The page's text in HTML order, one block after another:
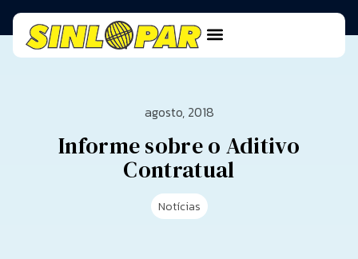
agosto, 2018
Informe sobre o Aditivo
Contratual
Notícias